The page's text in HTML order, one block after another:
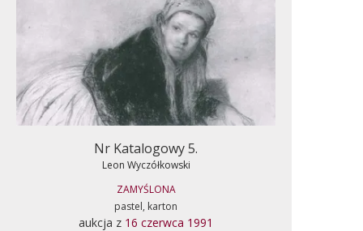
Nr Katalogowy 5.
Leon Wyczółkowski
ZAMYŚLONA
pastel, karton
aukcja z 16 czerwca 1991